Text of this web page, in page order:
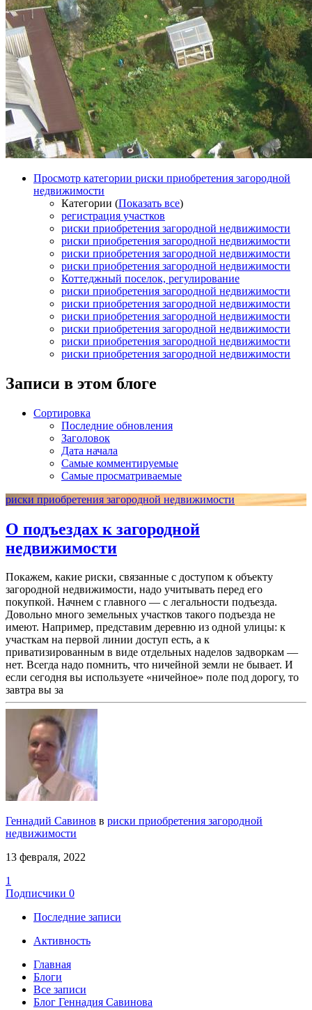
Просмотр категории риски приобретения загородной
недвижимости
Категории (Показать все)
регистрация участков
риски приобретения загородной недвижимости
риски приобретения загородной недвижимости
риски приобретения загородной недвижимости
риски приобретения загородной недвижимости
Коттеджный поселок, регулирование
риски приобретения загородной недвижимости
риски приобретения загородной недвижимости
риски приобретения загородной недвижимости
риски приобретения загородной недвижимости
риски приобретения загородной недвижимости
риски приобретения загородной недвижимости
Записи в этом блоге
Сортировка
Последние обновления
Заголовок
Дата начала
Самые комментируемые
Самые просматриваемые
риски приобретения загородной недвижимости
О подъездах к загородной
недвижимости
Покажем, какие риски, связанные с доступом к объекту
загородной недвижимости, надо учитывать перед его
покупкой. Начнем с главного — с легальности подъезда.
Довольно много земельных участков такого подъезда не
имеют. Например, представим деревню из одной улицы: к
участкам на первой линии доступ есть, а к
приватизированным в виде отдельных наделов задворкам —
нет. Всегда надо помнить, что ничейной земли не бывает. И
если сегодня вы используете «ничейное» поле под дорогу, то
завтра вы за
Геннадий Савинов в риски приобретения загородной
недвижимости
13 февраля, 2022
1
Подписчики 0
Последние записи
Активность
Главная
Блоги
Все записи
Блог Геннадия Савинова